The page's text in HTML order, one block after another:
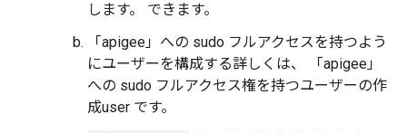
します。 できます。
「apigee」への sudo フルアクセスを持つよう
にユーザーを構成する詳しくは、
「apigee」
への sudo フルアクセス権を持つユーザーの作
成user です。